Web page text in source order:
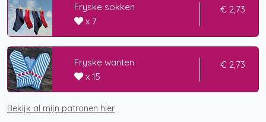
Fryske sokken
x 7
€ 2,73
Fryske wanten
x 15
€ 2,73
Bekijk al mijn patronen hier